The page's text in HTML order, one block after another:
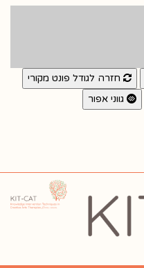
חזרה לגודל פונט מקורי
גווני אפור